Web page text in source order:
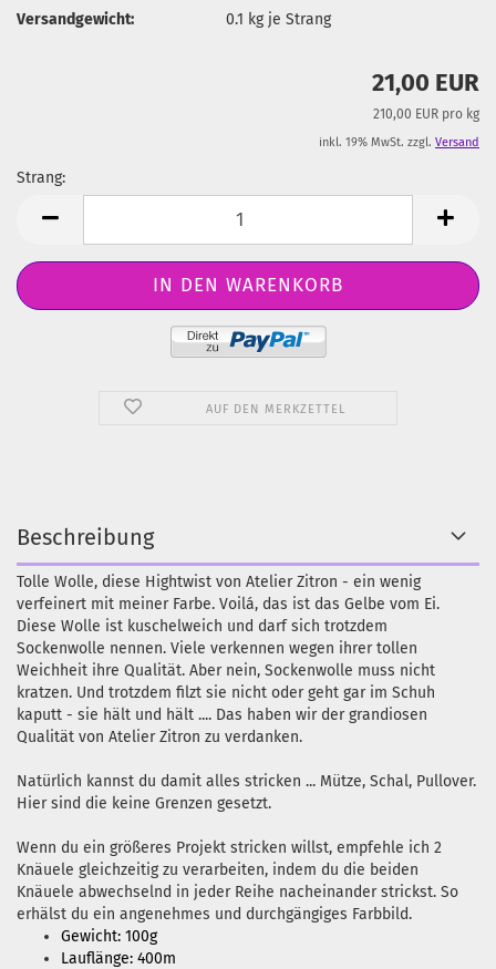
Versandgewicht:
0.1 kg je Strang
21,00 EUR
210,00 EUR pro kg
inkl. 19% MwSt. zzgl. Versand
Strang:
AUF DEN MERKZETTEL
Beschreibung
Tolle Wolle, diese Hightwist von Atelier Zitron - ein wenig
verfeinert mit meiner Farbe. Voilá, das ist das Gelbe vom Ei.
Diese Wolle ist kuschelweich und darf sich trotzdem
Sockenwolle nennen. Viele verkennen wegen ihrer tollen
Weichheit ihre Qualität. Aber nein, Sockenwolle muss nicht
kratzen. Und trotzdem filzt sie nicht oder geht gar im Schuh
kaputt - sie hält und hält .... Das haben wir der grandiosen
Qualität von Atelier Zitron zu verdanken.
Natürlich kannst du damit alles stricken ... Mütze, Schal, Pullover.
Hier sind die keine Grenzen gesetzt.
Wenn du ein größeres Projekt stricken willst, empfehle ich 2
Knäuele gleichzeitig zu verarbeiten, indem du die beiden
Knäuele abwechselnd in jeder Reihe nacheinander strickst. So
erhälst du ein angenehmes und durchgängiges Farbbild.
Gewicht: 100g
Lauflänge: 400m